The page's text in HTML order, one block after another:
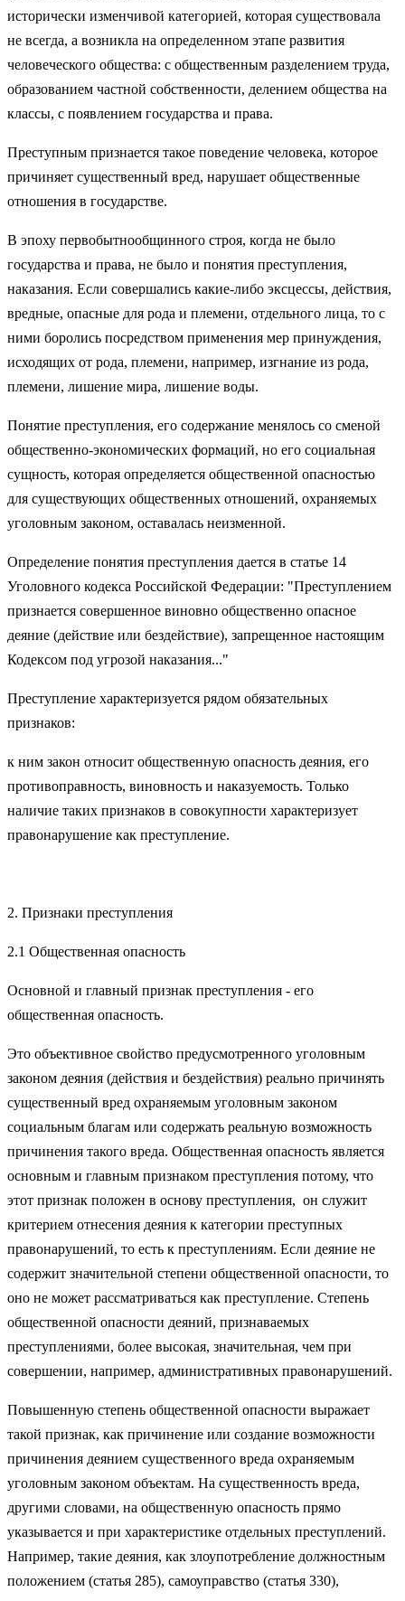
исторически изменчивой категорией, которая существовала
не всегда, а возникла на определенном этапе разви­тия
человеческого общества: с общественным разделением труда,
образованием частной собственности, делением общества на
клас­сы, с появлением государства и права.
Преступным признается такое поведение человека, которое
при­чиняет существенный вред, нарушает общественные
отношения в государстве.
В эпоху первобытнообщинного строя, когда не было
государства и права, не было и понятия преступления,
наказания. Если совер­шались какие-либо эксцессы, действия,
вредные, опасные для рода и племени, отдельного лица, то с
ними боролись посредством при­менения мер принуждения,
исходящих от рода, племени, напри­мер, изгнание из рода,
племени, лишение мира, лишение воды.
Понятие преступления, его содержание менялось со сменой
об­щественно-экономических формаций, но его социальная
сущность, которая определяется общественной опасностью
для существующих общественных отношений, охраняемых
уголовным законом, оста­валась неизменной.
Определение понятия преступления дается в статье 14
Уголовно­го кодекса Российской Федерации: "Преступлением
признается совершенное виновно общественно опасное
деяние (действие или бездействие), запрещенное настоящим
Кодексом под угрозой нака­зания..."
Преступление характеризуется рядом обязательных
признаков:
к ним закон относит общественную опасность деяния, его
проти­воправность, виновность и наказуемость. Только
наличие таких признаков в совокупности характеризует
правонарушение как пре­ступление.
2. Признаки преступления
2.1 Общественная опасность
Основной и главный признак преступления - его
общественная опасность.
Это объективное свойство предусмотренного уголовным
законом деяния (действия и бездействия) реально причинять
су­щественный вред охраняемым уголовным законом
социальным благам или содержать реальную возможность
причинения такого вреда. Общественная опасность является
основным и главным при­знаком преступления потому, что
этот признак положен в основу преступления, он служит
критерием отне­сения деяния к категории преступных
правонарушений, то есть к преступлениям. Если деяние не
содержит значительной степени общественной опасности, то
оно не может рассматриваться как пре­ступление. Степень
общественной опасности деяний, признаваемых
преступлениями, более высокая, значительная, чем при
соверше­нии, например, административных правонарушений.
Повышенную степень общественной опасности выражает
такой признак, как причинение или создание возможности
причинения деянием существенного вреда охраняемым
уголовным законом объ­ектам. На существенность вреда,
другими словами, на общественную опасность прямо
указывается и при характеристике отдель­ных преступлений.
Например, такие деяния, как злоупотребление должностным
положением (статья 285), самоуправство (статья 330),